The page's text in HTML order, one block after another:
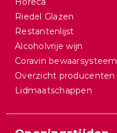
Riedel Glazen
Restantenlijst
Alcoholvrije wijn
Coravin bewaarsysteem
Overzicht producenten
Lidmaatschappen